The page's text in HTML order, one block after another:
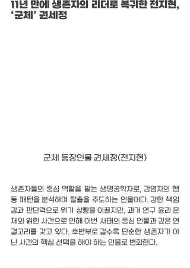
11년 만에 생존자의 리더로 복귀한 전지현,
‘군체’ 권세정
군체 등장인물 권세정(전지현)
생존자들의 중심 역할을 맡는 생명공학자로, 감염자의 행
동 패턴을 분석하며 탈출을 주도하는 인물이다. 강한 책임
감과 판단력으로 위기 상황을 이끌지만, 과거 연구 윤리 문
제와 얽힌 사건으로 인해 이번 사태의 중심 인물과 깊은 연
결고리를 갖고 있다. 후반부로 갈수록 단순한 생존자가 아
닌 사건의 핵심 선택을 해야 하는 인물로 변화한다.